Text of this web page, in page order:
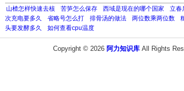
山楂怎样快速去核 苦笋怎么保存 西域是现在的哪个国家 立春
次充电要多久
省略号怎么打 排骨汤的做法 两位数乘两位数
头要发酵多久
如何查看cpu温度
Copyright © 2026 阿力知识库All Rights